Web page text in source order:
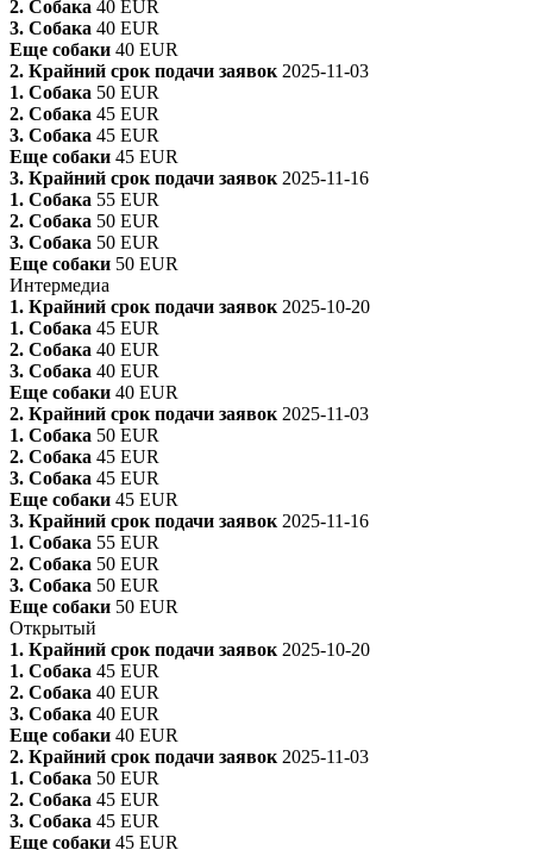
2. Собака 40 EUR
3. Собака 40 EUR
Еще собаки 40 EUR
2. Крайний срок подачи заявок 2025-11-03
1. Собака 50 EUR
2. Собака 45 EUR
3. Собака 45 EUR
Еще собаки 45 EUR
3. Крайний срок подачи заявок 2025-11-16
1. Собака 55 EUR
2. Собака 50 EUR
3. Собака 50 EUR
Еще собаки 50 EUR
Интермедиа
1. Крайний срок подачи заявок 2025-10-20
1. Собака 45 EUR
2. Собака 40 EUR
3. Собака 40 EUR
Еще собаки 40 EUR
2. Крайний срок подачи заявок 2025-11-03
1. Собака 50 EUR
2. Собака 45 EUR
3. Собака 45 EUR
Еще собаки 45 EUR
3. Крайний срок подачи заявок 2025-11-16
1. Собака 55 EUR
2. Собака 50 EUR
3. Собака 50 EUR
Еще собаки 50 EUR
Открытый
1. Крайний срок подачи заявок 2025-10-20
1. Собака 45 EUR
2. Собака 40 EUR
3. Собака 40 EUR
Еще собаки 40 EUR
2. Крайний срок подачи заявок 2025-11-03
1. Собака 50 EUR
2. Собака 45 EUR
3. Собака 45 EUR
Еще собаки 45 EUR